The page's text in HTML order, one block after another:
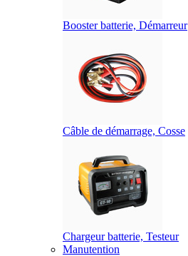
Booster batterie, Démarreur
Câble de démarrage, Cosse
Chargeur batterie, Testeur
Manutention